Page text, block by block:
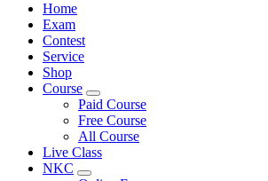
Home
Exam
Contest
Service
Shop
Course
Paid Course
Free Course
All Course
Live Class
NKC